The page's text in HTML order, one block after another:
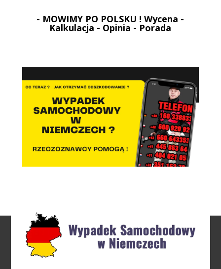
- MOWIMY PO POLSKU ! Wycena -
Kalkulacja - Opinia - Porada